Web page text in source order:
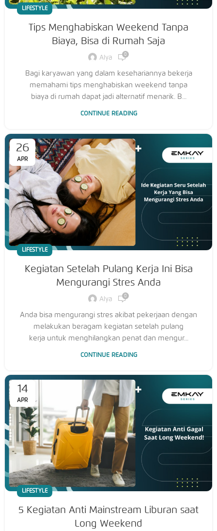
LIFESTYLE
Tips Menghabiskan Weekend Tanpa
Biaya, Bisa di Rumah Saja
Alya 0
Bagi karyawan yang dalam kesehariannya bekerja
memahami tips menghabiskan weekend tanpa
biaya di rumah dapat jadi alternatif menarik. B...
CONTINUE READING
26
APR
LIFESTYLE
Kegiatan Setelah Pulang Kerja Ini Bisa
Mengurangi Stres Anda
Alya 0
Anda bisa mengurangi stres akibat pekerjaan dengan
melakukan beragam kegiatan setelah pulang
kerja untuk menghilangkan penat dan mengur...
CONTINUE READING
14
APR
LIFESTYLE
5 Kegiatan Anti Mainstream Liburan saat
Long Weekend